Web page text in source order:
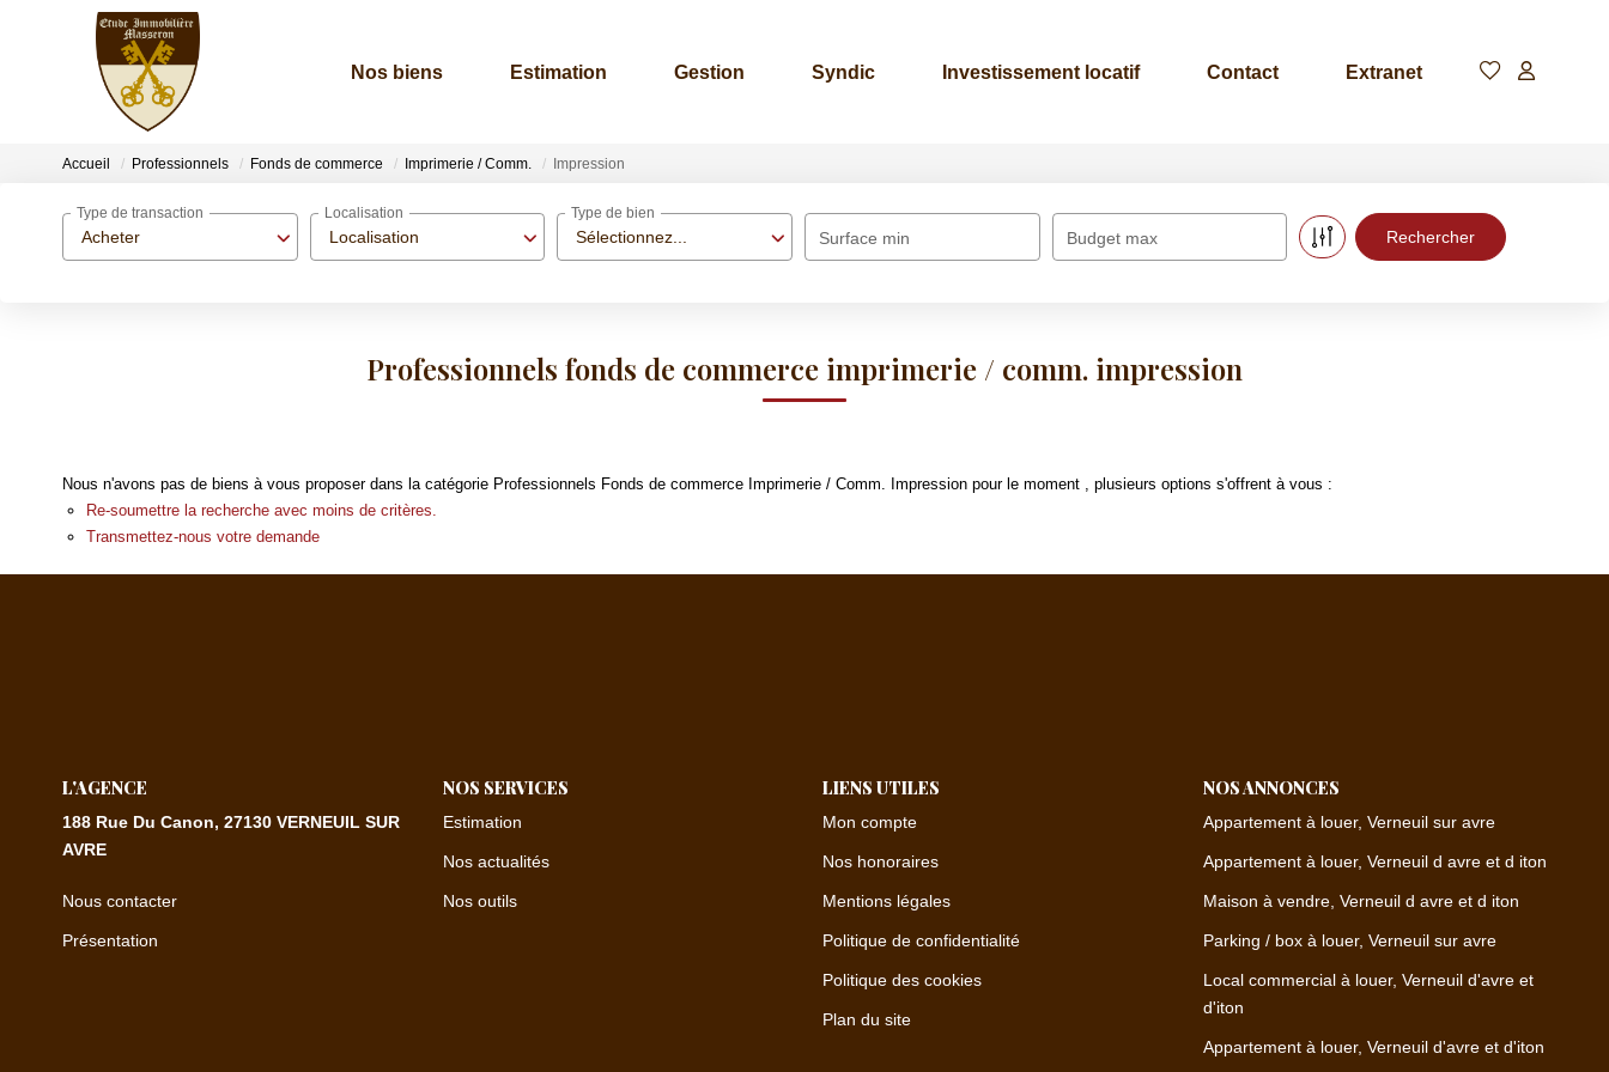
Nos biens Estimation Gestion Syndic Investissement locatif Contact Extranet
Accueil Professionnels Fonds de commerce Imprimerie / Comm. Impression
Acheter
Type de transaction
Localisation
Localisation
Sélectionnez...
Type de bien
Surface min Budget max
Professionnels fonds de commerce imprimerie / comm. impression
Nous n'avons pas de biens à vous proposer dans la catégorie Professionnels Fonds de commerce Imprimerie / Comm. Impression pour le moment , plusieurs options s'offrent à vous :
Re-soumettre la recherche avec moins de critères.
Transmettez-nous votre demande
L'AGENCE
188 Rue Du Canon, 27130 VERNEUIL SUR
AVRE
Nous contacter
Présentation
NOS SERVICES
Estimation
Nos actualités
Nos outils
LIENS UTILES
Mon compte
Nos honoraires
Mentions légales
Politique de confidentialité
Politique des cookies
Plan du site
NOS ANNONCES
Appartement à louer, Verneuil sur avre
Appartement à louer, Verneuil d avre et d iton
Maison à vendre, Verneuil d avre et d iton
Parking / box à louer, Verneuil sur avre
Local commercial à louer, Verneuil d'avre et
d'iton
Appartement à louer, Verneuil d'avre et d'iton